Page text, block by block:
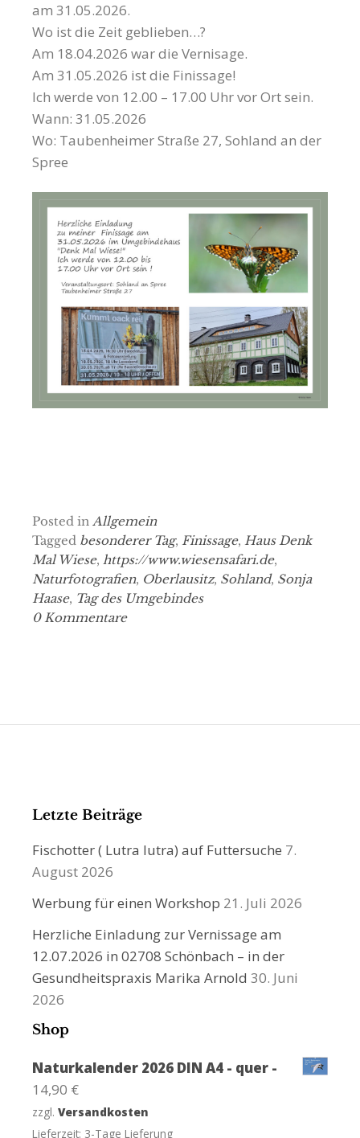
am 31.05.2026.
Wo ist die Zeit geblieben…?
Am 18.04.2026 war die Vernisage.
Am 31.05.2026 ist die Finissage!
Ich werde von 12.00 – 17.00 Uhr vor Ort sein.
Wann: 31.05.2026
Wo: Taubenheimer Straße 27, Sohland an der
Spree
Posted in Allgemein
Tagged besonderer Tag, Finissage, Haus Denk
Mal Wiese, https://www.wiesensafari.de,
Naturfotografien, Oberlausitz, Sohland, Sonja
Haase, Tag des Umgebindes
0 Kommentare
Letzte Beiträge
Fischotter ( Lutra lutra) auf Futtersuche 7.
August 2026
Werbung für einen Workshop 21. Juli 2026
Herzliche Einladung zur Vernissage am
12.07.2026 in 02708 Schönbach – in der
Gesundheitspraxis Marika Arnold 30. Juni
2026
Shop
Naturkalender 2026 DIN A4 - quer -
14,90 €
zzgl. Versandkosten
Lieferzeit: 3-Tage Lieferung